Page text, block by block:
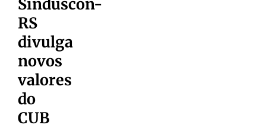
Sinduscon-
RS
divulga
novos
valores
do
CUB